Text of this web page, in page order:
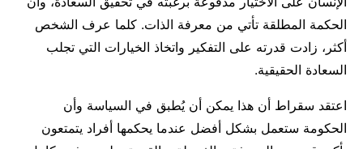
الحكمة المطلقة تأتي من معرفة الذات. كلما عرف الشخص
أكثر، زادت قدرته على التفكير واتخاذ الخيارات التي تجلب
السعادة الحقيقية.
اعتقد سقراط أن هذا يمكن أن يُطبق في السياسة وأن
الحكومة ستعمل بشكل أفضل عندما يحكمها أفراد يتمتعون